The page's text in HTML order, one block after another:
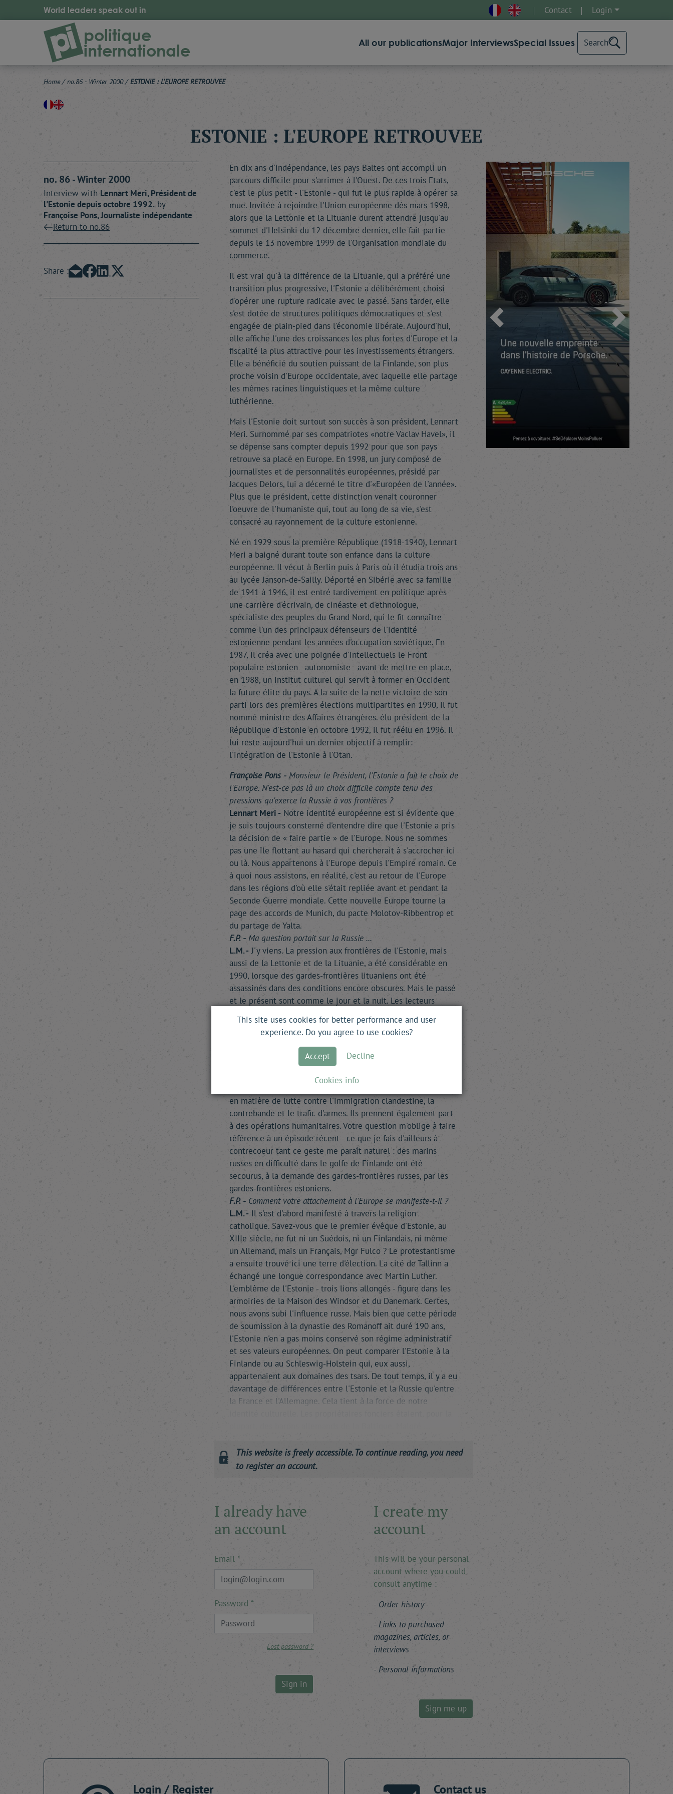
World leaders speak out in Contact Login
politique
internationale All our publicationsMajor InterviewsSpecial Issues Search
Home / no.86 - Winter 2000/ ESTONIE : L'EUROPE RETROUVEE
ESTONIE : L'EUROPE RETROUVEE
no. 86 - Winter 2000
Interview with Lennart Meri, Président de
l'Estonie depuis octobre 1992. by
Françoise Pons, Journaliste indépendante
Return to no.86
Share :
En dix ans d'indépendance, les pays Baltes ont accompli un
parcours difficile pour s'arrimer à l'Ouest. De ces trois Etats,
c'est le plus petit - l'Estonie - qui fut le plus rapide à opérer sa
mue. Invitée à rejoindre l'Union européenne dès mars 1998,
alors que la Lettonie et la Lituanie durent attendre jusqu'au
sommet d'Helsinki du 12 décembre dernier, elle fait partie
depuis le 13 novembre 1999 de l'Organisation mondiale du
commerce.
Il est vrai qu'à la différence de la Lituanie, qui a préféré une
transition plus progressive, l'Estonie a délibérément choisi
d'opérer une rupture radicale avec le passé. Sans tarder, elle
s'est dotée de structures politiques démocratiques et s'est
engagée de plain-pied dans l'économie libérale. Aujourd'hui,
elle affiche l'une des croissances les plus fortes d'Europe et la
fiscalité la plus attractive pour les investissements étrangers.
Elle a bénéficié du soutien puissant de la Finlande, son plus
proche voisin d'Europe occidentale, avec laquelle elle partage
les mêmes racines linguistiques et la même culture
luthérienne.
Mais l'Estonie doit surtout son succès à son président, Lennart
Meri. Surnommé par ses compatriotes «notre Vaclav Havel», il
se dépense sans compter depuis 1992 pour que son pays
retrouve sa place en Europe. En 1998, un jury composé de
journalistes et de personnalités européennes, présidé par
Jacques Delors, lui a décerné le titre d'«Européen de l'année».
Plus que le président, cette distinction venait couronner
l'oeuvre de l'humaniste qui, tout au long de sa vie, s'est
consacré au rayonnement de la culture estonienne.
Né en 1929 sous la première République (1918-1940), Lennart
Meri a baigné durant toute son enfance dans la culture
européenne. Il vécut à Berlin puis à Paris où il étudia trois ans
au lycée Janson-de-Sailly. Déporté en Sibérie avec sa famille
de 1941 à 1946, il est entré tardivement en politique après
une carrière d'écrivain, de cinéaste et d'ethnologue,
spécialiste des peuples du Grand Nord, qui le fit connaître
comme l'un des principaux défenseurs de l'identité
estonienne pendant les années d'occupation soviétique. En
1987, il créa avec une poignée d'intellectuels le Front
populaire estonien - autonomiste - avant de mettre en place,
en 1988, un institut culturel qui servit à former en Occident
la future élite du pays. A la suite de la nette victoire de son
parti lors des premières élections multipartites en 1990, il fut
nommé ministre des Affaires étrangères. élu président de la
République d'Estonie en octobre 1992, il fut réélu en 1996. Il
lui reste aujourd'hui un dernier objectif à remplir:
l'intégration de l'Estonie à l'Otan.
Françoise Pons -Monsieur le Président, l'Estonie a fait le choix de
l'Europe. N'est-ce pas là un choix difficile compte tenu des
pressions qu'exerce la Russie à vos frontières ?
Lennart Meri -Notre identité européenne est si évidente que
je suis toujours consterné d'entendre dire que l'Estonie a pris
la décision de « faire partie » de l'Europe. Nous ne sommes
pas une île flottant au hasard qui chercherait à s'accrocher ici
ou là. Nous appartenons à l'Europe depuis l'Empire romain. Ce
à quoi nous assistons, en réalité, c'est au retour de l'Europe
dans les régions d'où elle s'était repliée avant et pendant la
Seconde Guerre mondiale. Cette nouvelle Europe tourne la
page des accords de Munich, du pacte Molotov-Ribbentrop et
du partage de Yalta.
F.P. -Ma question portait sur la Russie ...
L.M. - J'y viens. La pression aux frontières de l'Estonie, mais
aussi de la Lettonie et de la Lituanie, a été considérable en
1990, lorsque des gardes-frontières lituaniens ont été
assassinés dans des conditions encore obscures. Mais le passé
et le présent sont comme le jour et la nuit. Les lecteurs
Boris Eltsine a officiellement érigé une borne sur la frontière
russo-estonienne. Symbole encore plus significatif : des
installations frontalières modernes, aussi bien du côté
estonien que du côté russe, permettent aux personnes et aux
marchandises de passer rapidement d'un pays à l'autre. Les
en matière de lutte contre l'immigration clandestine, la
contrebande et le trafic d'armes. Ils prennent également part
à des opérations humanitaires. Votre question m'oblige à faire
référence à un épisode récent - ce que je fais d'ailleurs à
contrecoeur tant ce geste me paraît naturel : des marins
russes en difficulté dans le golfe de Finlande ont été
secourus, à la demande des gardes-frontières russes, par les
gardes-frontières estoniens.
F.P. -Comment votre attachement à l'Europe se manifeste-t-il ?
L.M. - Il s'est d'abord manifesté à travers la religion
catholique. Savez-vous que le premier évêque d'Estonie, au
XIIIe siècle, ne fut ni un Suédois, ni un Finlandais, ni même
un Allemand, mais un Français, Mgr Fulco ? Le protestantisme
a ensuite trouvé ici une terre d'élection. La cité de Tallinn a
échangé une longue correspondance avec Martin Luther.
L'emblème de l'Estonie - trois lions allongés - figure dans les
armoiries de la Maison des Windsor et du Danemark. Certes,
nous avons subi l'influence russe. Mais bien que cette période
de soumission à la dynastie des Romanoff ait duré 190 ans,
l'Estonie n'en a pas moins conservé son régime administratif
et ses valeurs européennes. On peut comparer l'Estonie à la
Finlande ou au Schleswig-Holstein qui, eux aussi,
appartenaient aux domaines des tsars. De tout temps, il y a eu
davantage de différences entre l'Estonie et la Russie qu'entre
la France et l'Allemagne. Cela tient à la force de notre
This website is freely accessible. To continue reading, you need
to register an account.
I already have
an account
Email
Password
Lost password ?
Sign in
I create my
account
This will be your personal
account where you could
consult anytime :
Order history
Links to purchased
magazines, articles, or
interviews
Personal informations
Sign me up
Previous Next
Login / Register Contact us
This site uses cookies for better performance and user
experience. Do you agree to use cookies?
Accept Decline
Cookies info